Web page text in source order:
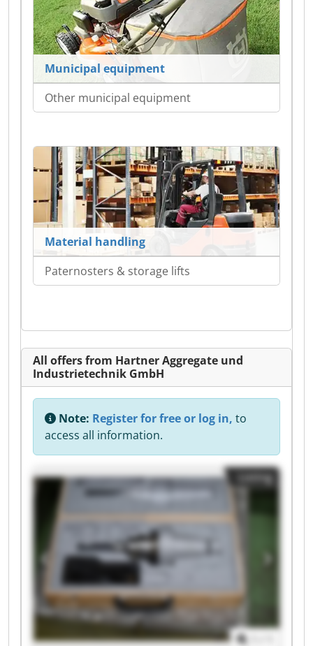
Municipal equipment
Other municipal equipment
Material handling
Paternosters & storage lifts
All offers from Hartner Aggregate und
Industrietechnik GmbH
Note: Register for free or log in, to
access all information.
Listing